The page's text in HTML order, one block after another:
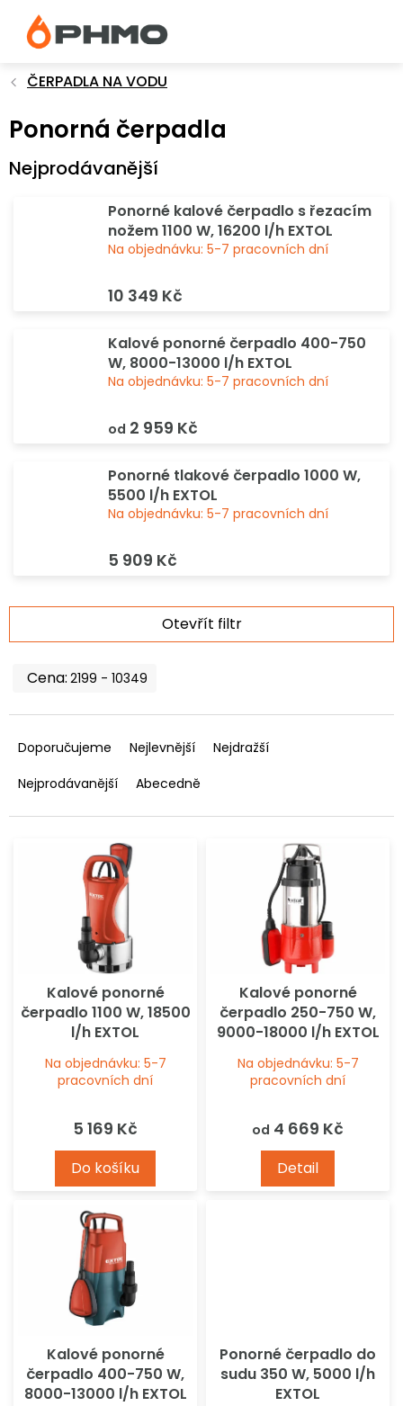
obsah
ČERPADLA NA VODU
Ponorná čerpadla
Nejprodávanější
Ponorné kalové čerpadlo s řezacím
nožem 1100 W, 16200 l/h EXTOL
Na objednávku: 5-7 pracovních dní
10 349 Kč
Kalové ponorné čerpadlo 400-750
W, 8000-13000 l/h EXTOL
Na objednávku: 5-7 pracovních dní
od 2 959 Kč
Ponorné tlakové čerpadlo 1000 W,
5500 l/h EXTOL
Na objednávku: 5-7 pracovních dní
5 909 Kč
2199 10349
a
e
í
Doporučujeme Nejlevnější
Nejdražší
Nejprodávanější
Abecedně
Otevřít filtr
V
ý
p
o
d
u
k
Kalové ponorné
čerpadlo 1100 W, 18500
l/h EXTOL
Na objednávku: 5-7
pracovních dní
5 169 Kč
Do košíku
Kalové ponorné
čerpadlo 250-750 W,
9000-18000 l/h EXTOL
Na objednávku: 5-7
pracovních dní
od 4 669 Kč
Detail
Kalové ponorné
čerpadlo 400-750 W,
8000-13000 l/h EXTOL
Ponorné čerpadlo do
sudu 350 W, 5000 l/h
EXTOL